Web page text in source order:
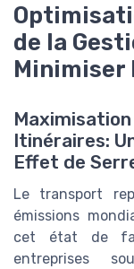
de la
Minimiser
Itinéraires:
Effet de
Le transport
émissions
cet état de
entreprises